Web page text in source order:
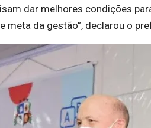
dar melhores condições
da gestão”, declarou o